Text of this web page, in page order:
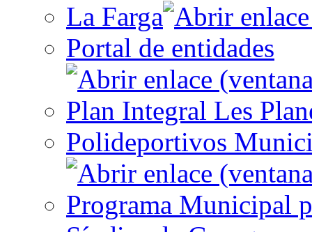
La Farga
Portal de entidades
Plan Integral Les
Polideportivos
Programa Municipal